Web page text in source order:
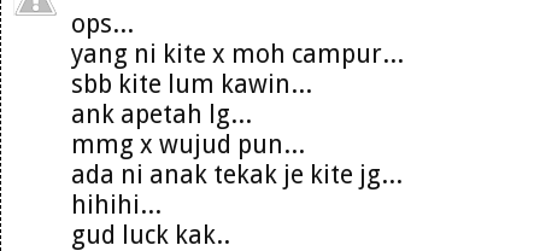
ops...
yang ni kite x moh campur...
sbb kite lum kawin...
ank apetah lg...
mmg x wujud pun...
ada ni anak tekak je kite jg...
hihihi...
gud luck kak..